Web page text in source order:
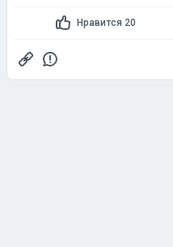
Нравится 20